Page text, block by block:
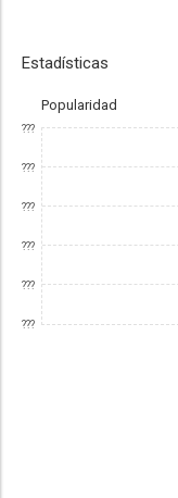
Estadísticas
Popularidad
???
???
???
???
???
???